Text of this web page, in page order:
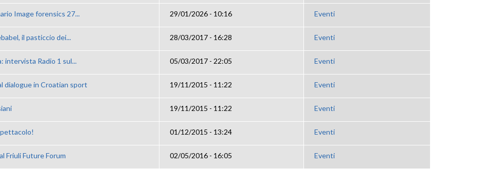
Image forensics 27... 29/01/2026 - 10:16 Eventi
il pasticcio dei... 28/03/2017 - 16:28 Eventi
intervista Radio 1 sul... 05/03/2017 - 22:05 Eventi
dialogue in Croatian sport 19/11/2015 - 11:22 Eventi
19/11/2015 - 11:22 Eventi
01/12/2015 - 13:24 Eventi
Friuli Future Forum 02/05/2016 - 16:05 Eventi